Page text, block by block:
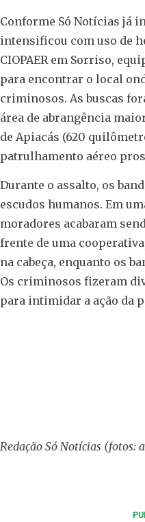
Conforme Só Notícias já
intensificou com uso de
CIOPAER em Sorriso,
para encontrar o local
criminosos. As buscas
área de abrangência
de Apiacás (620
patrulhamento aéreo
Durante o assalto, os
escudos humanos. Em
moradores acabaram
frente de uma
na cabeça, enquanto os
Os criminosos fizeram
para intimidar a ação da
Redação Só Notícias (fotos: